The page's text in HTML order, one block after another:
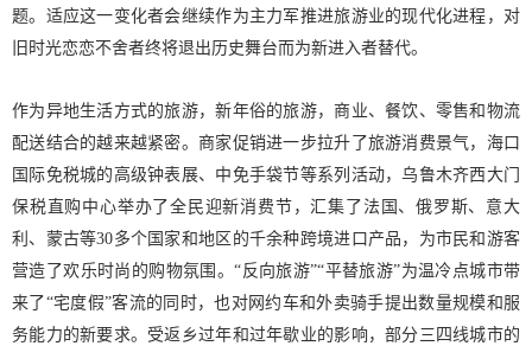
题。适应这一变化者会继续作为主力军推进旅游业的现代化进程，对
旧时光恋恋不舍者终将退出历史舞台而为新进入者替代。
作为异地生活方式的旅游，新年俗的旅游，商业、餐饮、零售和物流
配送结合的越来越紧密。商家促销进一步拉升了旅游消费景气，海口
国际免税城的高级钟表展、中免手袋节等系列活动，乌鲁木齐西大门
保税直购中心举办了全民迎新消费节，汇集了法国、俄罗斯、意大
利、蒙古等30多个国家和地区的千余种跨境进口产品，为市民和游客
营造了欢乐时尚的购物氛围。“反向旅游”“平替旅游”为温冷点城市带
来了“宅度假”客流的同时，也对网约车和外卖骑手提出数量规模和服
务能力的新要求。受返乡过年和过年歇业的影响，部分三四线城市的